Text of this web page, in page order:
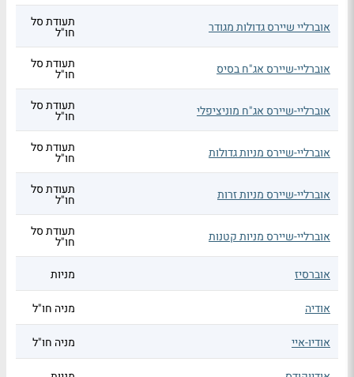
אוברליי שיירס גדולות מגודר תעודת סל
חו"ל
אוברליי-שיירס אג"ח בסיס תעודת סל
חו"ל
אוברליי-שיירס אג"ח מוניציפלי תעודת סל
חו"ל
אוברליי-שיירס מניות גדולות תעודת סל
חו"ל
אוברליי-שיירס מניות זרות תעודת סל
חו"ל
אוברליי-שיירס מניות קטנות תעודת סל
חו"ל
אוברסיז
מניות
אודיה מניה חו"ל
אודיו-איי מניה חו"ל